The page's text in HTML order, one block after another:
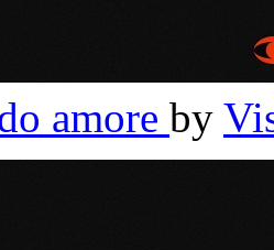
amore by